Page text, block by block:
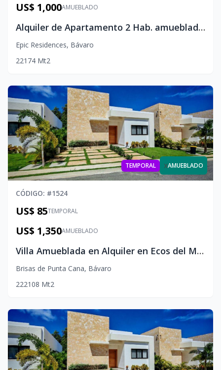
AMUEBLADO
US$ 1,000
Alquiler de Apartamento 2 Hab. amueblado en Epic Punta Cana
Epic Residences, Bávaro
221 74 Mt2
TEMPORAL xAMUEBLADO
CÓDIGO: #1524
TEMPORAL
US$ 85
AMUEBLADO
US$ 1,350
Villa Amueblada en Alquiler en Ecos del Mar, Punta Cana
Brisas de Punta Cana, Bávaro
222108 Mt2